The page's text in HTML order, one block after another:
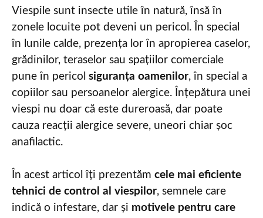
Viespile sunt insecte utile în natură, însă în
zonele locuite pot deveni un pericol. În special
în lunile calde, prezența lor în apropierea caselor,
grădinilor, teraselor sau spațiilor comerciale
pune în pericol siguranța oamenilor, în special a
copiilor sau persoanelor alergice. Înțepătura unei
viespi nu doar că este dureroasă, dar poate
cauza reacții alergice severe, uneori chiar șoc
anafilactic.
În acest articol îți prezentăm cele mai eficiente
tehnici de control al viespilor, semnele care
indică o infestare, dar și motivele pentru care